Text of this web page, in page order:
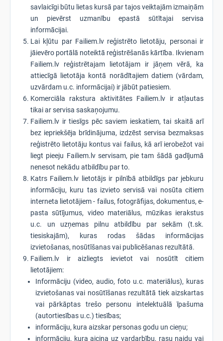
savlaicīgi būtu lietas kursā par tajos veiktajām izmaiņām
un pievērst uzmanību epastā sūtītajai servisa
informācijai.
Lai kļūtu par Failiem.lv reģistrēto lietotāju, personai ir
jāievēro portālā noteiktā reģistrēšanās kārtība. Ikvienam
Failiem.lv reģistrētajam lietotājam ir jāņem vērā, ka
attiecīgā lietotāja kontā norādītajiem datiem (vārdam,
uzvārdam u.c. informācijai) ir jābūt patiesiem.
Komerciāla rakstura aktivitātes Failiem.lv ir atļautas
tikai ar servisa saskaņojumu.
Failiem.lv ir tiesīgs pēc saviem ieskatiem, tai skaitā arī
bez iepriekšēja brīdinājuma, izdzēst servisa bezmaksas
reģistrēto lietotāju kontus vai failus, kā arī ierobežot vai
liegt pieeju Failiem.lv servisam, pie tam šādā gadījumā
nenesot nekādu atbildību par to.
Katrs Failiem.lv lietotājs ir pilnībā atbildīgs par jebkuru
informāciju, kuru tas izvieto servisā vai nosūta citiem
interneta lietotājiem - failus, fotogrāfijas, dokumentus, e-
pasta sūtījumus, video materiālus, mūzikas ierakstus
u.c. un uzņemas pilnu atbildību par sekām (t.sk.
tiesiskajām), kuras rodas šādas informācijas
izvietošanas, nosūtīšanas vai publicēšanas rezultātā.
Failiem.lv ir aizliegts ievietot vai nosūtīt citiem
lietotājiem:
Informāciju (video, audio, foto u.c. materiālus), kuras
izvietošanas vai nosūtīšanas rezultātā tiek aizskartas
vai pārkāptas trešo personu intelektuālā īpašuma
(autortiesības u.c.) tiesības;
informāciju, kura aizskar personas godu un cieņu;
informāciju, kura aicina uz vardarbību, rasu naidu vai